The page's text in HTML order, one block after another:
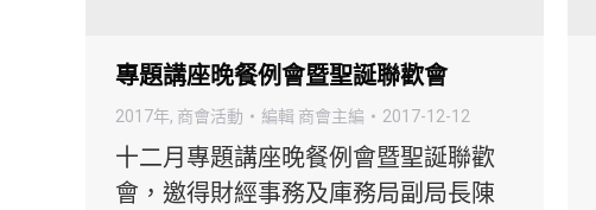
專題講座晚餐例會暨聖誕聯歡會
2017年, 商會活動 編輯 商會主編 2017-12-12
十二月專題講座晚餐例會暨聖誕聯歡
會，邀得財經事務及庫務局副局長陳